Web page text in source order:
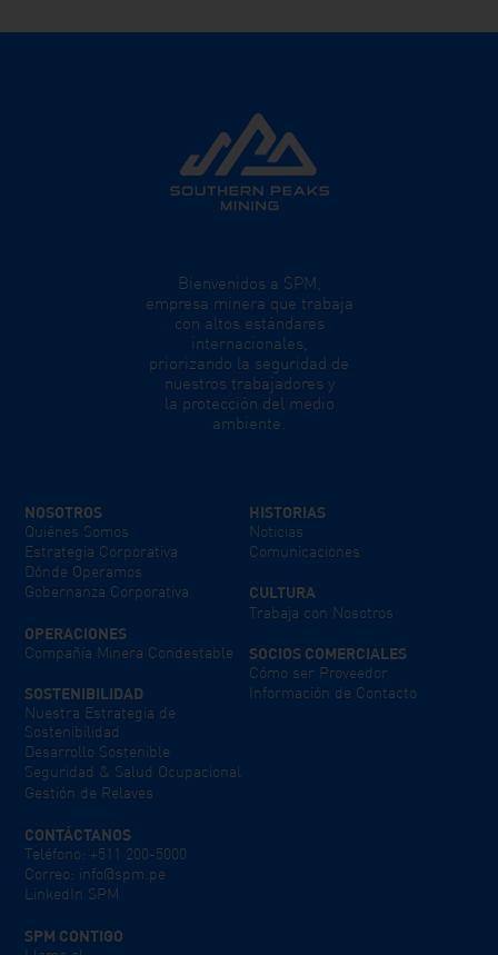
Bienvenidos a SPM,
empresa minera que trabaja
con altos estándares
internacionales,
priorizando la seguridad de
nuestros trabajadores y
la protección del medio
ambiente.
NOSOTROS
Quiénes Somos
Estrategia Corporativa
Dónde Operamos
Gobernanza Corporativa
OPERACIONES
Compañía Minera Condestable
SOSTENIBILIDAD
Nuestra Estrategia de
Sostenibilidad
Desarrollo Sostenible
Seguridad & Salud Ocupacional
Gestión de Relaves
HISTORIAS
Noticias
Comunicaciones
CULTURA
Trabaja con Nosotros
SOCIOS COMERCIALES
Cómo ser Proveedor
Información de Contacto
CONTÁCTANOS
Teléfono: +511 200-5000
Correo: info@spm.pe
LinkedIn SPM
SPM CONTIGO